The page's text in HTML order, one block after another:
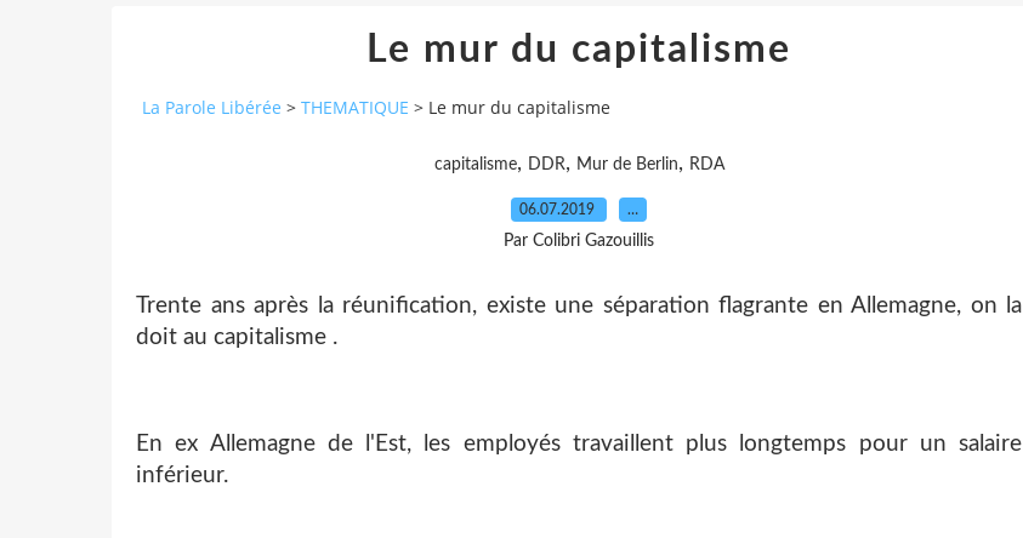
Le mur du capitalisme
La Parole Libérée > THEMATIQUE > Le mur du capitalisme
capitalisme, DDR, Mur de Berlin, RDA
06.07.2019 …
Par Colibri Gazouillis
Trente ans après la réunification, existe une séparation flagrante en Allemagne, on la
doit au capitalisme .
En ex Allemagne de l'Est, les employés travaillent plus longtemps pour un salaire
inférieur.